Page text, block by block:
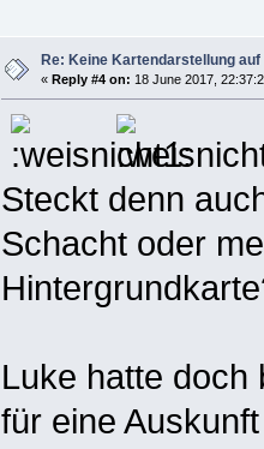
Re: Keine Kartendarstellung
« Reply #4 on: 18 June 2017,
Steckt denn
Schacht oder
Luke hatte doch
für eine